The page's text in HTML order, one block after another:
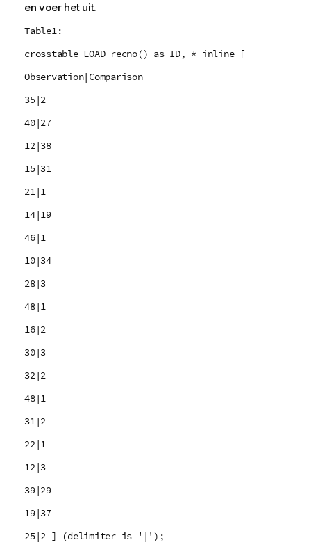
en voer het uit.
Table1:
crosstable LOAD recno() as ID, * inline [
Observation|Comparison
35|2
40|27
12|38
15|31
21|1
14|19
46|1
10|34
28|3
48|1
16|2
30|3
32|2
48|1
31|2
22|1
12|3
39|29
19|37
25|2 ] (delimiter is '|');